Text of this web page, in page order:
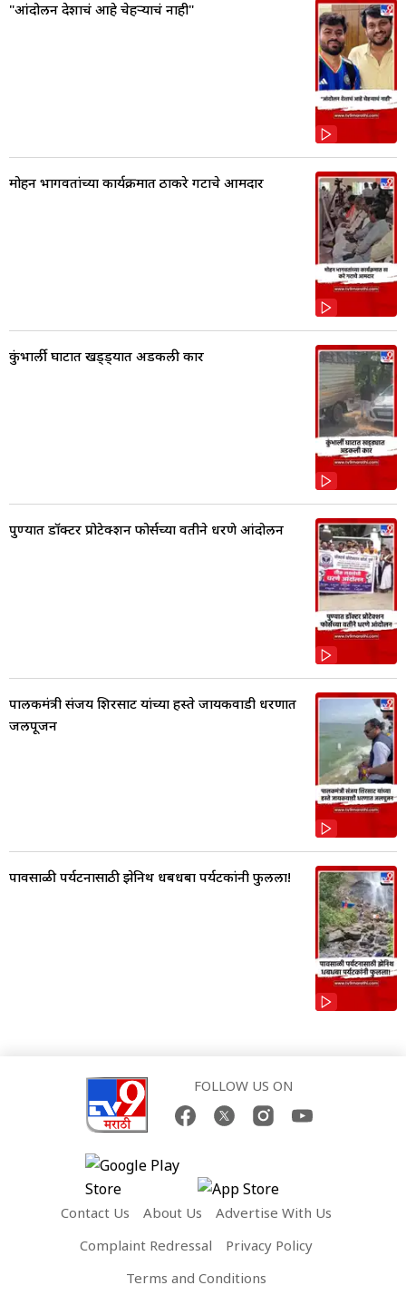
"आंदोलन देशाचं आहे चेहऱ्याचं नाही"
मोहन भागवतांच्या कार्यक्रमात ठाकरे गटाचे आमदार
कुंभार्ली घाटात खड्ड्यात अडकली कार
पुण्यात डॉक्टर प्रोटेक्शन फोर्सच्या वतीने धरणे आंदोलन
पालकमंत्री संजय शिरसाट यांच्या हस्ते जायकवाडी धरणात
जलपूजन
पावसाळी पर्यटनासाठी झेनिथ धबधबा पर्यटकांनी फुलला!
FOLLOW US ON
Contact Us About Us
Advertise With Us
Complaint Redressal
Privacy Policy
Terms and Conditions